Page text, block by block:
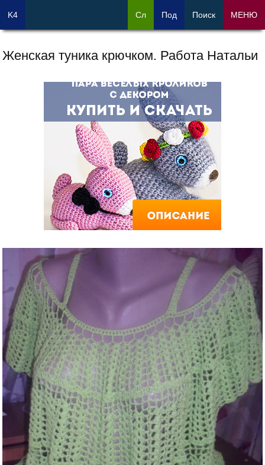
Женская туника крючком. Работа Натальи
K4 Сл Под Поиск МЕНЮ